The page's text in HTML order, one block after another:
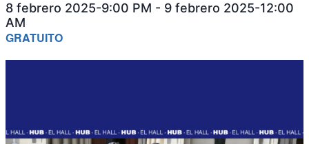
8 febrero 2025-9:00 PM - 9 febrero 2025-12:00
AM
GRATUITO